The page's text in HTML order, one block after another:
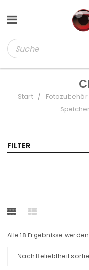
Start / Fotozubehör
FILTER
Alle 18 Ergebnisse
Nach Beliebtheit